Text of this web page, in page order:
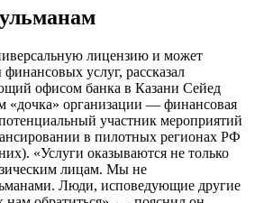
лицензию и может
услуг, рассказал
офисом банка в Казани Сейед
«дочка» организации — финансовая
участник мероприятий
в пилотных регионах РФ
«Услуги оказываются не только
лицам. Мы не
Люди, исповедующие другие